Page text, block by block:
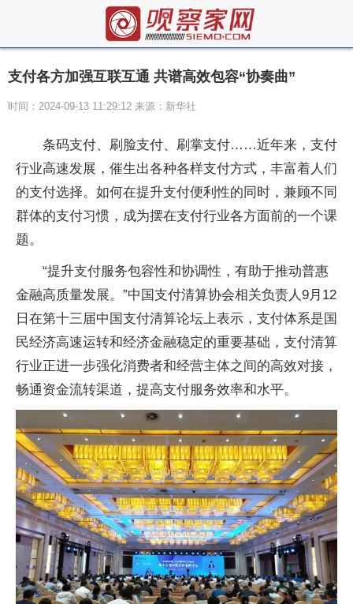
支付各方加强互联互通 共谱高效包容“协奏曲”
时间：2024-09-13 11:29:12 来源：新华社
条码支付、刷脸支付、刷掌支付……近年来，支付
行业高速发展，催生出各种各样支付方式，丰富着人们
的支付选择。如何在提升支付便利性的同时，兼顾不同
群体的支付习惯，成为摆在支付行业各方面前的一个课
题。
“提升支付服务包容性和协调性，有助于推动普惠
金融高质量发展。”中国支付清算协会相关负责人9月12
日在第十三届中国支付清算论坛上表示，支付体系是国
民经济高速运转和经济金融稳定的重要基础，支付清算
行业正进一步强化消费者和经营主体之间的高效对接，
畅通资金流转渠道，提高支付服务效率和水平。